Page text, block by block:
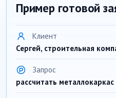
Пример готовой
Клиент
Сергей, строительная
Запрос
рассчитать